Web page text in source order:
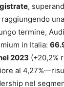
,
termine,
in Italia:
2023 (+20,2%
al
nel